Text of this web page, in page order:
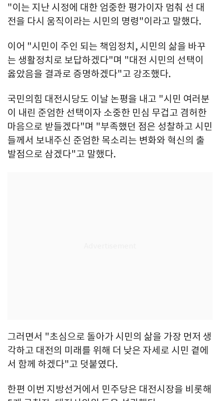
"이는 지난 시정에 대한 엄중한 평가이자 멈춰 선 대
전을 다시 움직이라는 시민의 명령"이라고 말했다.
이어 "시민이 주인 되는 책임정치, 시민의 삶을 바꾸
는 생활정치로 보답하겠다"며 "대전 시민의 선택이
옳았음을 결과로 증명하겠다"고 강조했다.
국민의힘 대전시당도 이날 논평을 내고 "시민 여러분
이 내린 준엄한 선택이자 소중한 민심 무겁고 겸허한
마음으로 받들겠다"며 "부족했던 점은 성찰하고 시민
들께서 보내주신 준엄한 목소리는 변화와 혁신의 출
발점으로 삼겠다"고 말했다.
그러면서 "초심으로 돌아가 시민의 삶을 가장 먼저 생
각하고 대전의 미래를 위해 더 낮은 자세로 시민 곁에
서 함께 하겠다"고 덧붙였다.
한편 이번 지방선거에서 민주당은 대전시장을 비롯해